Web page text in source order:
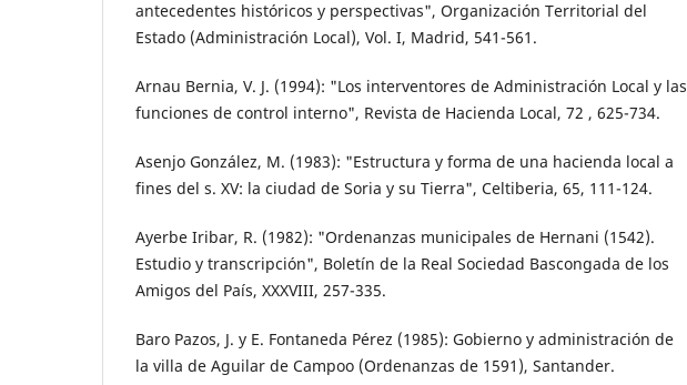
antecedentes históricos y perspectivas", Organización Territorial del
Estado (Administración Local), Vol. I, Madrid, 541-561.
Arnau Bernia, V. J. (1994): "Los interventores de Administración Local y las
funciones de control interno", Revista de Hacienda Local, 72 , 625-734.
Asenjo González, M. (1983): "Estructura y forma de una hacienda local a
fines del s. XV: la ciudad de Soria y su Tierra", Celtiberia, 65, 111-124.
Ayerbe Iribar, R. (1982): "Ordenanzas municipales de Hernani (1542).
Estudio y transcripción", Boletín de la Real Sociedad Bascongada de los
Amigos del País, XXXVIII, 257-335.
Baro Pazos, J. y E. Fontaneda Pérez (1985): Gobierno y administración de
la villa de Aguilar de Campoo (Ordenanzas de 1591), Santander.